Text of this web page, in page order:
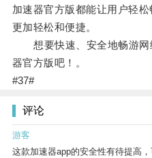
加速器官方版都能让用户轻
更加轻松和便捷。
想要快速、安全地畅游网
器官方版吧！。
#37#
评论
游客
这款加速器app的安全性有待提高